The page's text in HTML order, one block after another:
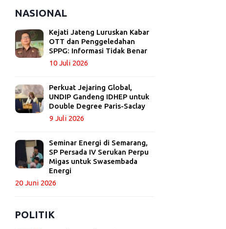
NASIONAL
Kejati Jateng Luruskan Kabar
OTT dan Penggeledahan
SPPG: Informasi Tidak Benar
10 Juli 2026
Perkuat Jejaring Global,
UNDIP Gandeng IDHEP untuk
Double Degree Paris-Saclay
9 Juli 2026
Seminar Energi di Semarang,
SP Persada IV Serukan Perpu
Migas untuk Swasembada
Energi
20 Juni 2026
POLITIK